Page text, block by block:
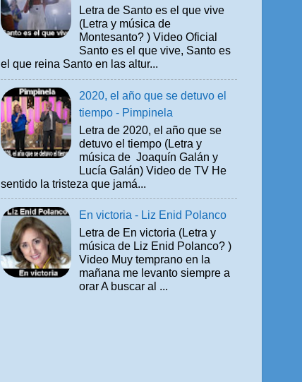
Letra de Santo es el que vive
(Letra y música de
Montesanto? ) Video Oficial
Santo es el que vive, Santo es
el que reina Santo en las altur...
2020, el año que se detuvo el
tiempo - Pimpinela
Letra de 2020, el año que se
detuvo el tiempo (Letra y
música de Joaquín Galán y
Lucía Galán) Video de TV He
sentido la tristeza que jamá...
En victoria - Liz Enid Polanco
Letra de En victoria (Letra y
música de Liz Enid Polanco? )
Video Muy temprano en la
mañana me levanto siempre a
orar A buscar al ...